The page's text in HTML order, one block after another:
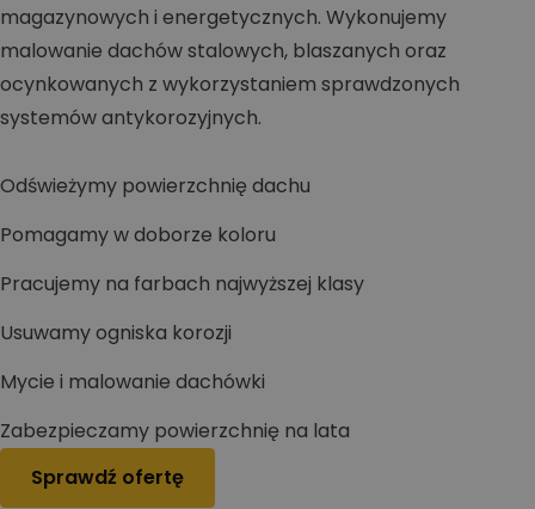
magazynowych i energetycznych. Wykonujemy
malowanie dachów stalowych, blaszanych oraz
ocynkowanych z wykorzystaniem sprawdzonych
systemów antykorozyjnych.
Odświeżymy powierzchnię dachu
Pomagamy w doborze koloru
Pracujemy na farbach najwyższej klasy
Usuwamy ogniska korozji
Mycie i malowanie dachówki
Zabezpieczamy powierzchnię na lata
Sprawdź ofertę